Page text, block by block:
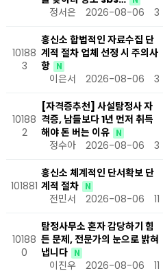
정서은 2026-08-06 3
10188
3
흥신소 합법적인 자료수집 단
계적 절차 업체 선정 시 주의사
항
N
이은서 2026-08-06 3
10188
2
[자격증추천] 사설탐정사 자
격증, 남들보다 1년 먼저 취득
해야 돈 버는 이유
N
정수아 2026-08-06 3
101881
흥신소 체계적인 단서확보 단
계적 절차
N
전민서 2026-08-06 11
10188
0
탐정사무소 혼자 감당하기 힘
든 문제, 전문가의 눈으로 밝혀
냅니다
N
이진우 2026-08-06 11